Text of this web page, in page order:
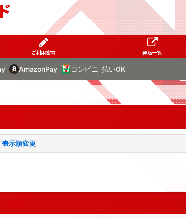
ご利用案内 通販一覧
AmazonPay コンビニ 払いOK
表示順変更